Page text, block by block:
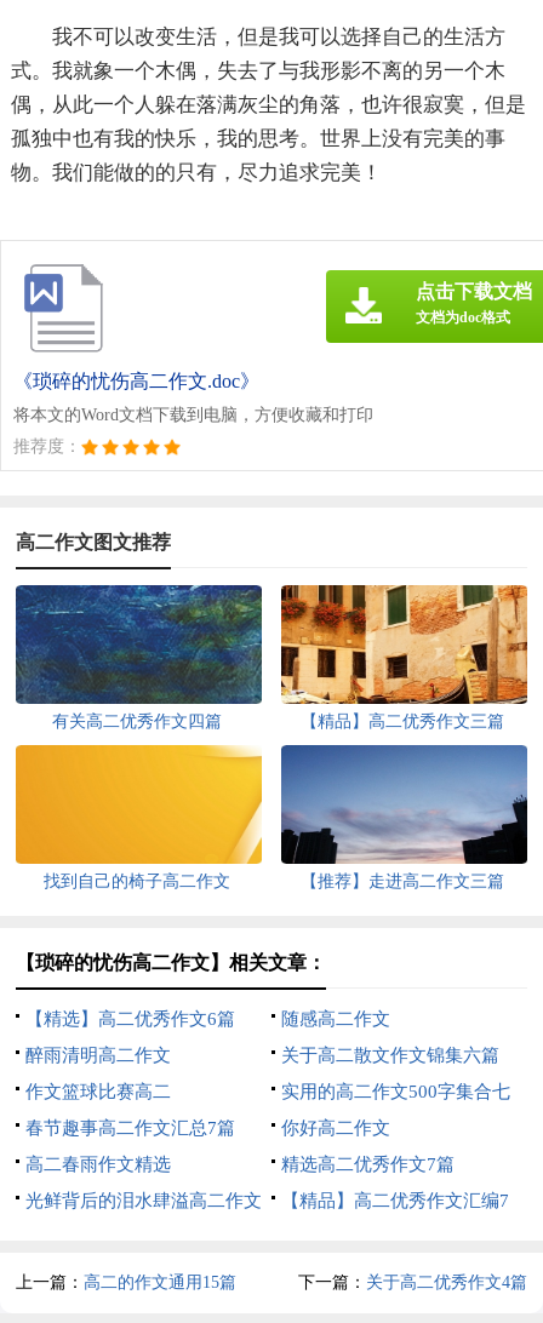
我不可以改变生活，但是我可以选择自己的生活方
式。我就象一个木偶，失去了与我形影不离的另一个木
偶，从此一个人躲在落满灰尘的角落，也许很寂寞，但是
孤独中也有我的快乐，我的思考。世界上没有完美的事
物。我们能做的的只有，尽力追求完美！
《琐碎的忧伤高二作文.doc》
将本文的Word文档下载到电脑，方便收藏和打印
推荐度：
点击下载文档
文档为doc格式
高二作文图文推荐
有关高二优秀作文四篇 【精品】高二优秀作文三篇
找到自己的椅子高二作文 【推荐】走进高二作文三篇
【琐碎的忧伤高二作文】相关文章：
【精选】高二优秀作文6篇
随感高二作文
醉雨清明高二作文
关于高二散文作文锦集六篇
作文篮球比赛高二
实用的高二作文500字集合七
篇
春节趣事高二作文汇总7篇
你好高二作文
高二春雨作文精选
精选高二优秀作文7篇
光鲜背后的泪水肆溢高二作文
【精品】高二优秀作文汇编7
上一篇：高二的作文通用15篇 下一篇： 关于高二优秀作文4篇